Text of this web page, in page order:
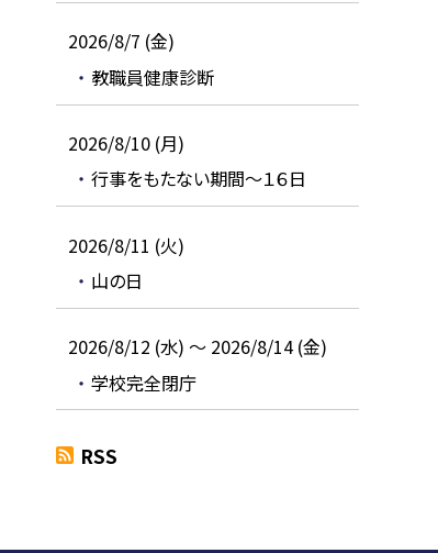
2026/8/7 (金)
教職員健康診断
2026/8/10 (月)
行事をもたない期間～１６日
2026/8/11 (火)
山の日
2026/8/12 (水) ～ 2026/8/14 (金)
学校完全閉庁
RSS